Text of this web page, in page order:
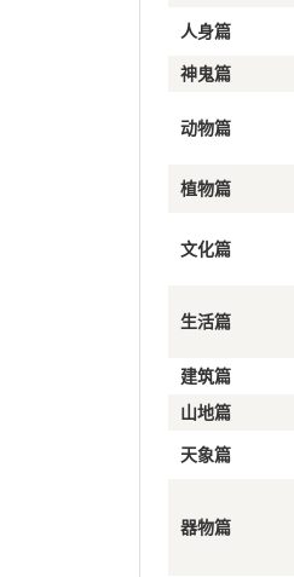
人身篇
神鬼篇
动物篇
植物篇
文化篇
生活篇
建筑篇
山地篇
天象篇
器物篇